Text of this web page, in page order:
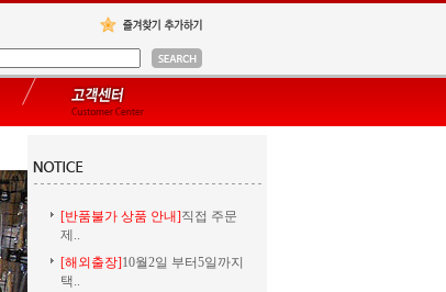
[반품불가 상품 안내]직접 주문
제..
[해외출장]10월2일 부터5일까지
택..